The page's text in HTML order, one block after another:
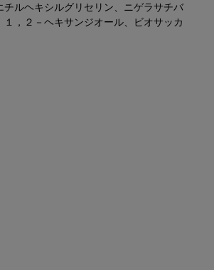
ルヘキシルグリセリン、ニゲラサチバ
，２－ヘキサンジオール、ビオサッカ